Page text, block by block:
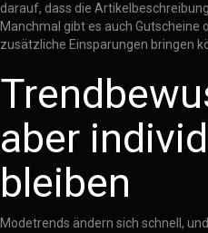
darauf, dass die
Manchmal gibt es auch Gutscheine
zusätzliche Einsparungen bringen
aber
bleiben
Modetrends ändern sich schnell,